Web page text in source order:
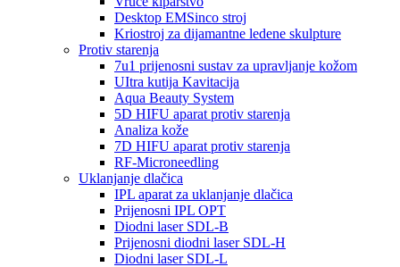
Desktop EMSinco stroj
Kriostroj za dijamantne ledene skulpture
Protiv starenja
7u1 prijenosni sustav za upravljanje kožom
UItra kutija Kavitacija
Aqua Beauty System
5D HIFU aparat protiv starenja
Analiza kože
7D HIFU aparat protiv starenja
RF-Microneedling
Uklanjanje dlačica
IPL aparat za uklanjanje dlačica
Prijenosni IPL OPT
Diodni laser SDL-B
Prijenosni diodni laser SDL-H
Diodni laser SDL-L